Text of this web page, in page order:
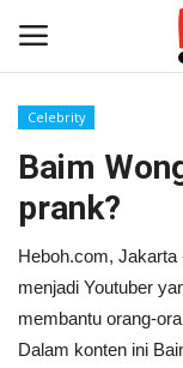
Home
Entertainment
Lifestyle
Video
Celebrity
Baim
prank?
Heboh.com, Jakarta
menjadi Youtuber
membantu orang-
Dalam konten ini